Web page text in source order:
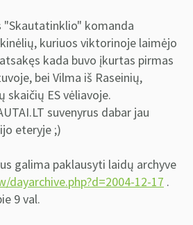
"Skautatinklio" komanda
kuriuos viktorinoje laimėjo
kada buvo įkurtas pirmas
bei Vilma iš Raseinių,
skaičių ES vėliavoje.
suvenyrus dabar jau
eteryje ;)
galima paklausyti laidų archyve
12-17 .
9 val.